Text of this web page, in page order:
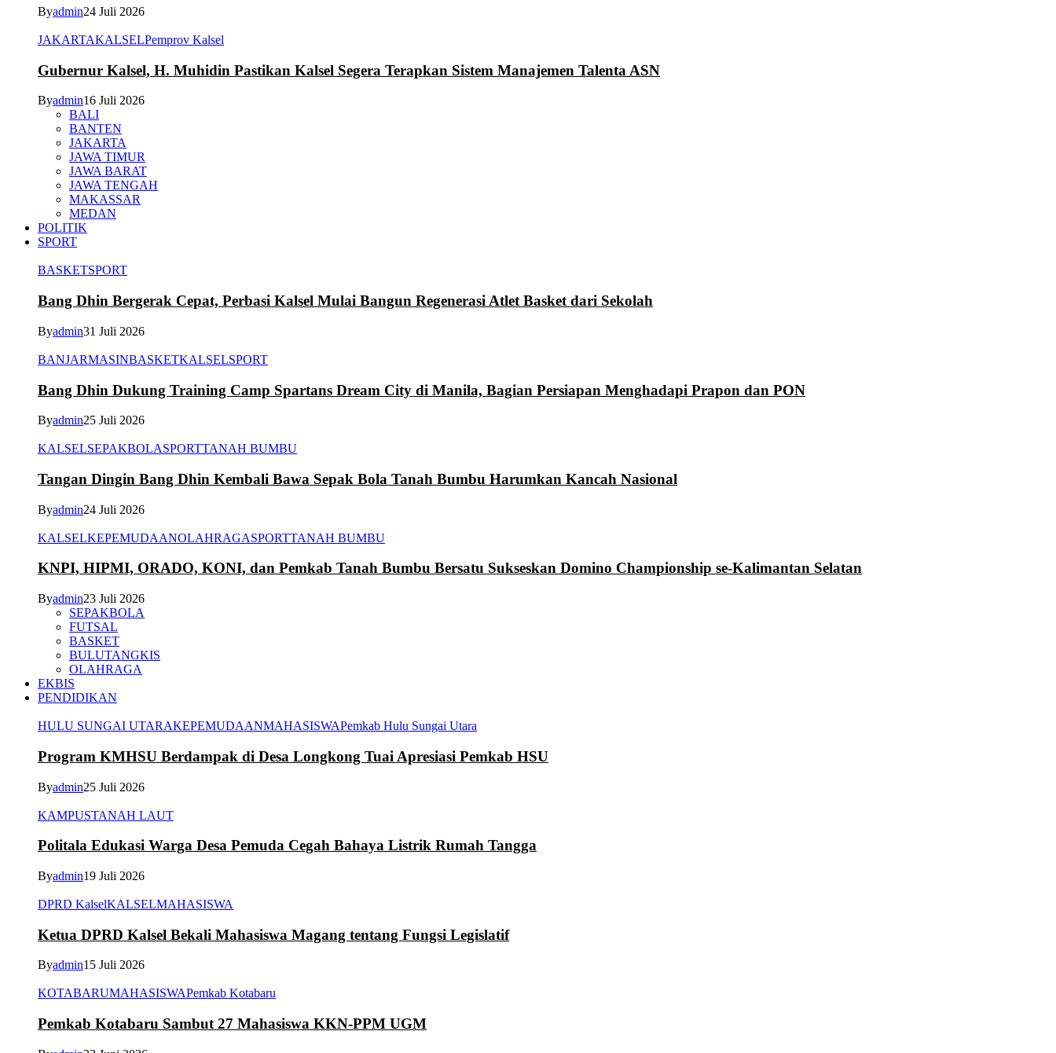
Byadmin24 Juli 2026
JAKARTAKALSELPemprov Kalsel
Gubernur Kalsel, H. Muhidin Pastikan Kalsel Segera Terapkan Sistem Manajemen Talenta ASN
Byadmin16 Juli 2026
BALI
BANTEN
JAKARTA
JAWA TIMUR
JAWA BARAT
JAWA TENGAH
MAKASSAR
MEDAN
POLITIK
SPORT
BASKETSPORT
Bang Dhin Bergerak Cepat, Perbasi Kalsel Mulai Bangun Regenerasi Atlet Basket dari Sekolah
Byadmin31 Juli 2026
BANJARMASINBASKETKALSELSPORT
Bang Dhin Dukung Training Camp Spartans Dream City di Manila, Bagian Persiapan Menghadapi Prapon dan PON
Byadmin25 Juli 2026
KALSELSEPAKBOLASPORTTANAH BUMBU
Tangan Dingin Bang Dhin Kembali Bawa Sepak Bola Tanah Bumbu Harumkan Kancah Nasional
Byadmin24 Juli 2026
KALSELKEPEMUDAANOLAHRAGASPORTTANAH BUMBU
KNPI, HIPMI, ORADO, KONI, dan Pemkab Tanah Bumbu Bersatu Sukseskan Domino Championship se-Kalimantan Selatan
Byadmin23 Juli 2026
SEPAKBOLA
FUTSAL
BASKET
BULUTANGKIS
OLAHRAGA
EKBIS
PENDIDIKAN
HULU SUNGAI UTARAKEPEMUDAANMAHASISWAPemkab Hulu Sungai Utara
Program KMHSU Berdampak di Desa Longkong Tuai Apresiasi Pemkab HSU
Byadmin25 Juli 2026
KAMPUSTANAH LAUT
Politala Edukasi Warga Desa Pemuda Cegah Bahaya Listrik Rumah Tangga
Byadmin19 Juli 2026
DPRD KalselKALSELMAHASISWA
Ketua DPRD Kalsel Bekali Mahasiswa Magang tentang Fungsi Legislatif
Byadmin15 Juli 2026
KOTABARUMAHASISWAPemkab Kotabaru
Pemkab Kotabaru Sambut 27 Mahasiswa KKN-PPM UGM